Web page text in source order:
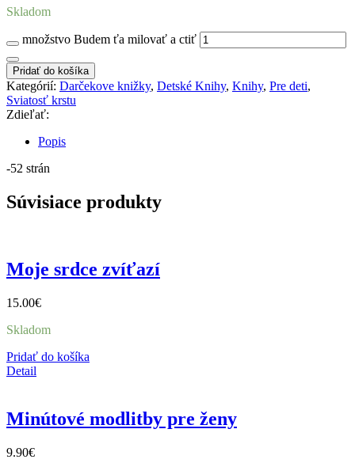
Skladom
množstvo Budem ťa milovať a ctiť
Pridať do košíka
Kategórií: Darčekove knižky, Detské Knihy, Knihy, Pre deti,
Sviatosť krstu
Zdieľať:
Popis
-52 strán
Súvisiace produkty
Moje srdce zvíťazí
15.00€
Skladom
Pridať do košíka
Detail
Minútové modlitby pre ženy
9.90€